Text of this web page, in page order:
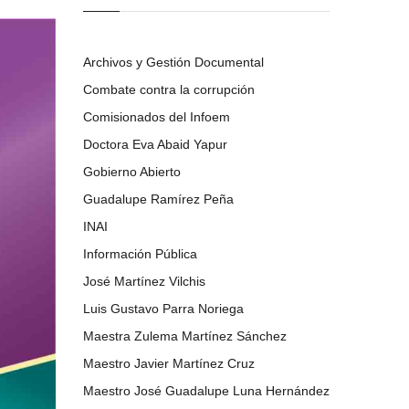
Archivos y Gestión Documental
Combate contra la corrupción
Comisionados del Infoem
Doctora Eva Abaid Yapur
Gobierno Abierto
Guadalupe Ramírez Peña
INAI
Información Pública
José Martínez Vilchis
Luis Gustavo Parra Noriega
Maestra Zulema Martínez Sánchez
Maestro Javier Martínez Cruz
Maestro José Guadalupe Luna Hernández